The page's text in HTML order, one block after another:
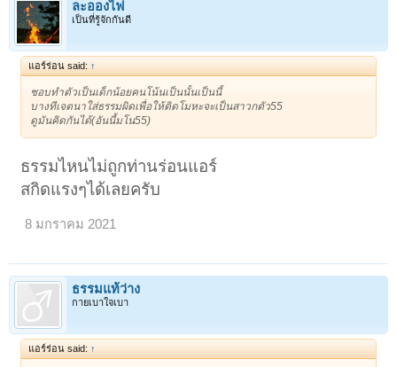
ละอองไฟ
เป็นที่รู้จักกันดี
แอร์ร่อน said: ↑
ชอบทำตัวเป็นเด็กน้อยคนโน้นเป็นนั้นเป็นนี้
บางทีเจตนาใส่ธรรมผิดเพื่อให้ติดโมหะจะเป็นสาวกตัว55
ดูมันคิดกันได้(อันนี้มโน55)
ธรรมไหนไม่ถูกท่านร่อนแอร์
สกิดแรงๆได้เลยครับ
8 มกราคม 2021
ธรรมแท้ว่าง
กายเบาใจเบา
แอร์ร่อน said: ↑